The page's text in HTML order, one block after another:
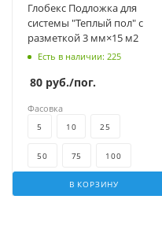
Глобекс Подложка для
системы "Теплый пол" с
разметкой 3 мм×15 м2
Есть в наличии: 225
80 руб./пог.
В КОРЗИНУ
Фасовка
5 10 25
50 75 100